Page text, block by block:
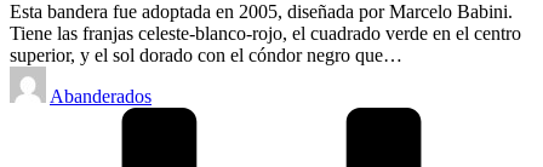
Esta bandera fue adoptada en 2005, diseñada por Marcelo Babini.
Tiene las franjas celeste-blanco-rojo, el cuadrado verde en el centro
superior, y el sol dorado con el cóndor negro que…
Posted
by
Abanderados